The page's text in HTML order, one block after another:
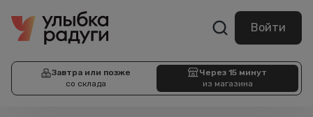
Войти
Завтра или позже
со склада
Через 15 минут
из магазина